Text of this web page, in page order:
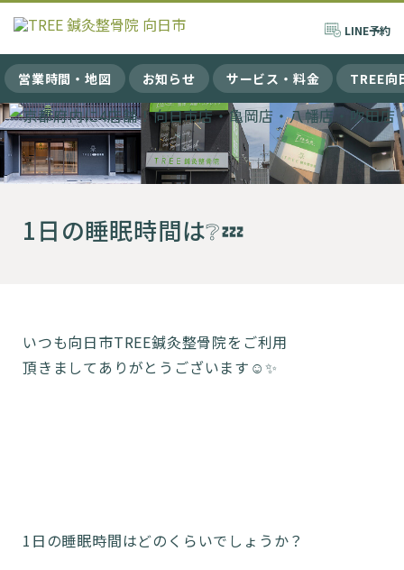
LINE予約
営業時間・地図 お知らせ サービス・料金 TREE向
1日の睡眠時間は❔💤
いつも向日市TREE鍼灸整骨院をご利用
頂きましてありがとうございます☺️✨
1日の睡眠時間はどのくらいでしょうか？